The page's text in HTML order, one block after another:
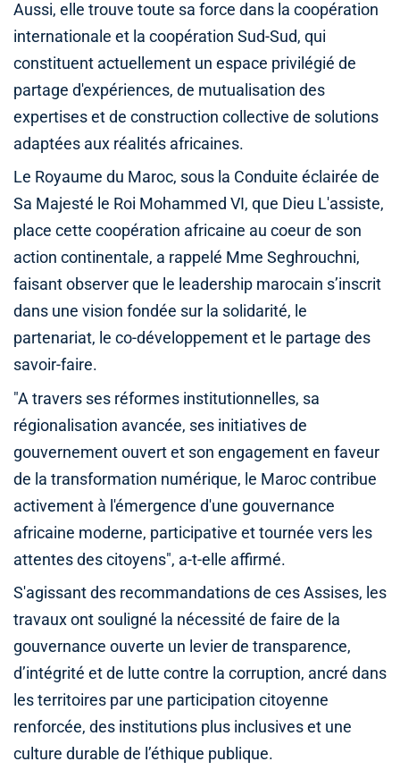
Aussi, elle trouve toute sa force dans la coopération
internationale et la coopération Sud-Sud, qui
constituent actuellement un espace privilégié de
partage d'expériences, de mutualisation des
expertises et de construction collective de solutions
adaptées aux réalités africaines.
Le Royaume du Maroc, sous la Conduite éclairée de
Sa Majesté le Roi Mohammed VI, que Dieu L'assiste,
place cette coopération africaine au coeur de son
action continentale, a rappelé Mme Seghrouchni,
faisant observer que le leadership marocain s’inscrit
dans une vision fondée sur la solidarité, le
partenariat, le co-développement et le partage des
savoir-faire.
"A travers ses réformes institutionnelles, sa
régionalisation avancée, ses initiatives de
gouvernement ouvert et son engagement en faveur
de la transformation numérique, le Maroc contribue
activement à l'émergence d'une gouvernance
africaine moderne, participative et tournée vers les
attentes des citoyens", a-t-elle affirmé.
S'agissant des recommandations de ces Assises, les
travaux ont souligné la nécessité de faire de la
gouvernance ouverte un levier de transparence,
d’intégrité et de lutte contre la corruption, ancré dans
les territoires par une participation citoyenne
renforcée, des institutions plus inclusives et une
culture durable de l’éthique publique.